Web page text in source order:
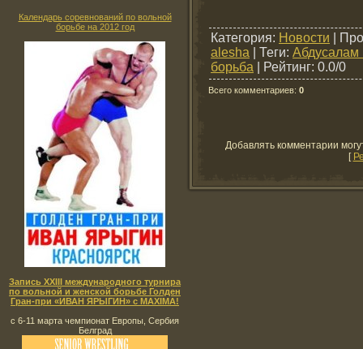
Календарь соревнований по вольной
борьбе на 2012 год
Запись XXIII международного турнира
по вольной и женской борьбе Голден
Гран-при «ИВАН ЯРЫГИН» с MAXIMA!
с 6-11 марта чемпионат Европы, Сербия
Белград
Категория: Новости
alesha
Теги: Абдусалам
борьба
Рейтинг: 0.0/0
Всего комментариев: 0
Добавлять комментарии
[